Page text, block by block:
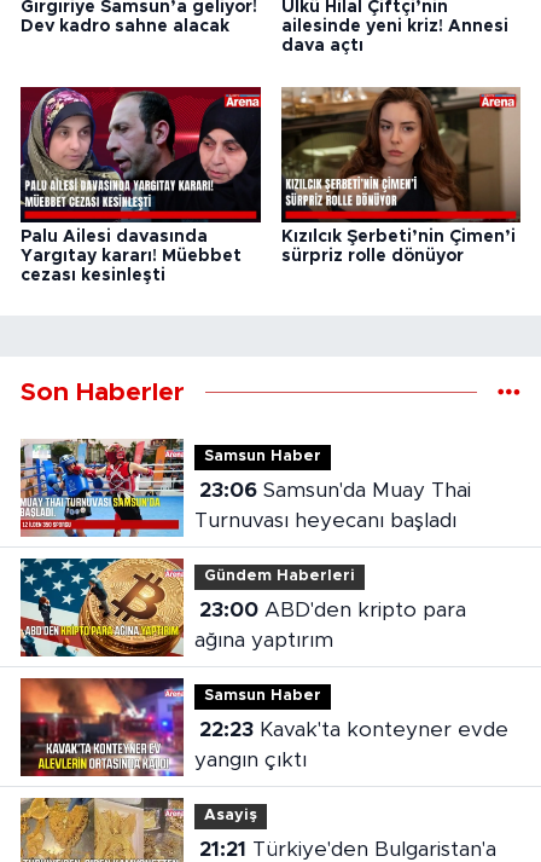
Gırgıriye Samsun’a geliyor!
Dev kadro sahne alacak
Ülkü Hilal Çiftçi’nin
ailesinde yeni kriz! Annesi
dava açtı
Palu Ailesi davasında
Yargıtay kararı! Müebbet
cezası kesinleşti
Kızılcık Şerbeti’nin Çimen’i
sürpriz rolle dönüyor
Son Haberler
Samsun Haber
23:06Samsun'da Muay Thai
Turnuvası heyecanı başladı
Gündem Haberleri
23:00ABD'den kripto para
ağına yaptırım
Samsun Haber
22:23Kavak'ta konteyner evde
yangın çıktı
Asayiş
21:21